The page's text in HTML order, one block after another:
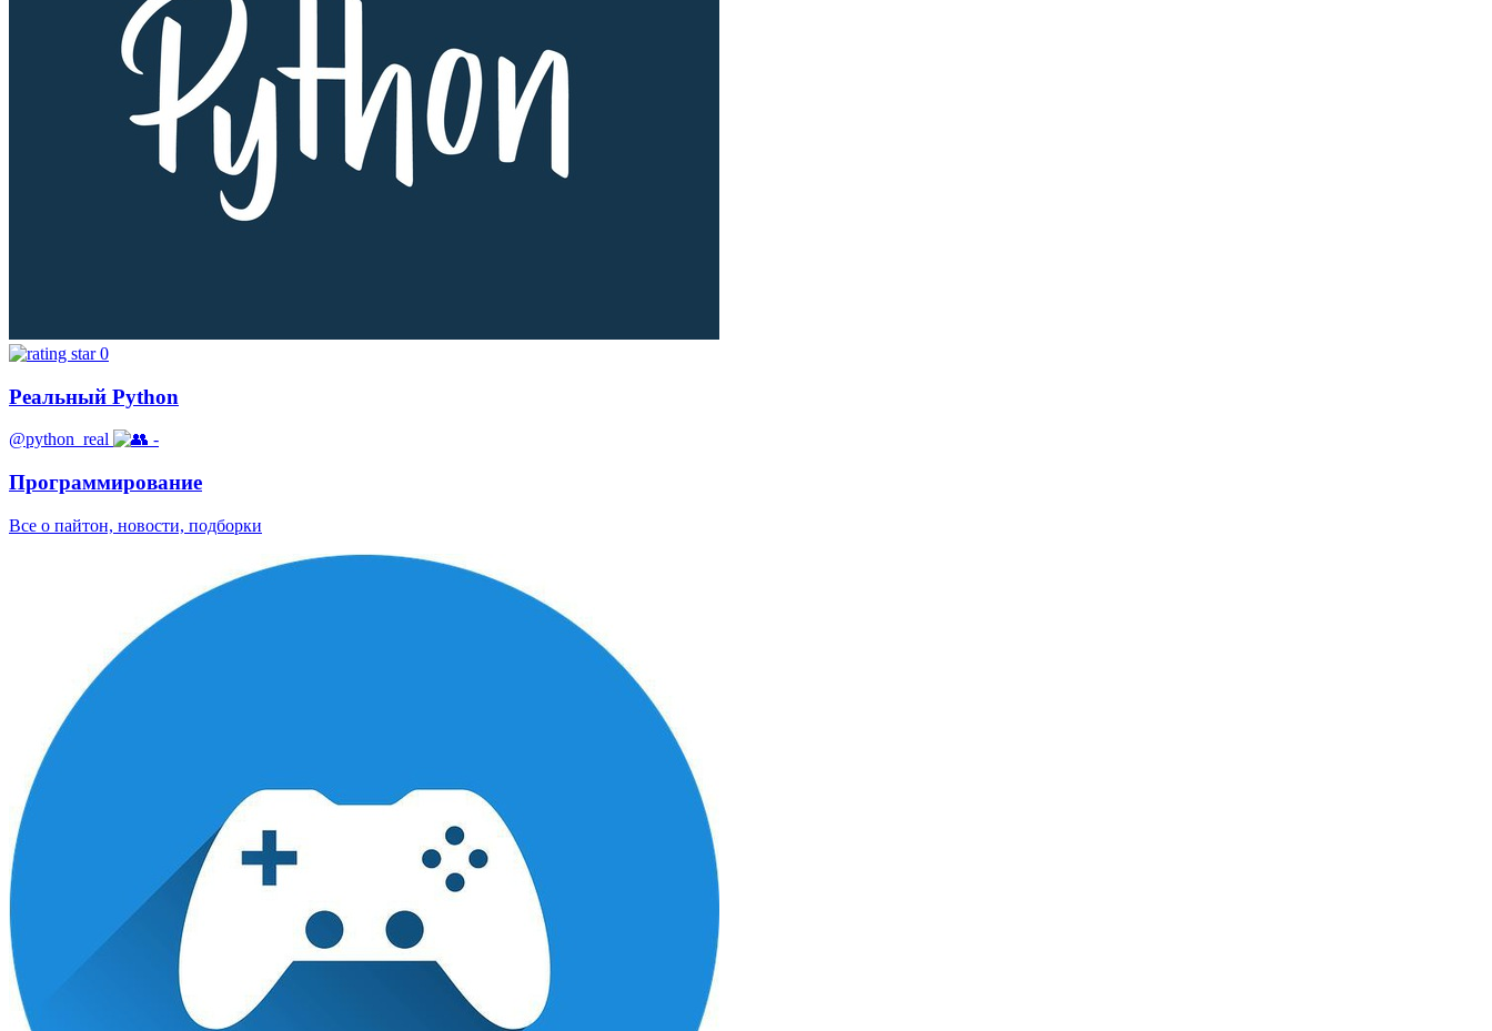
0
Реальный Python
@python_real -
Программирование
Все о пайтон, новости, подборки